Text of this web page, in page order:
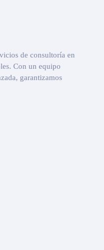
de consultoría en
Con un equipo
garantizamos